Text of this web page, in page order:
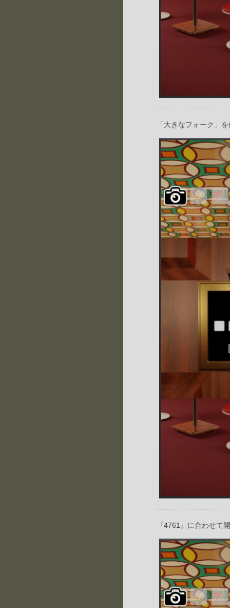
「大きなフォーク」
『4761』に合わせて